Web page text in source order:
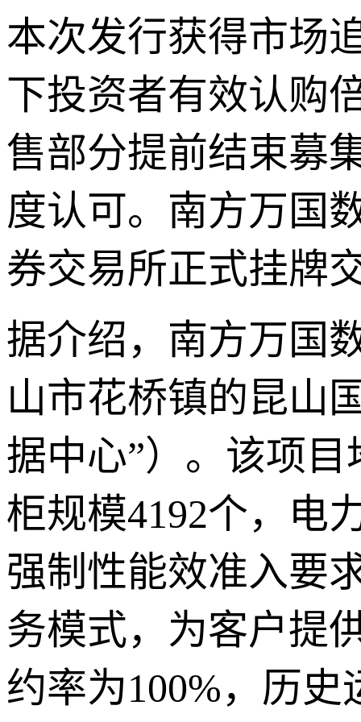
本次发行获得市场
下投资者有效认购
售部分提前结束募
度认可。南方万国
券交易所正式挂牌
据介绍，南方万国
山市花桥镇的昆山
据中心”）。该项
柜规模4192个，电
强制性能效准入要
务模式，为客户提
约率为100%，历